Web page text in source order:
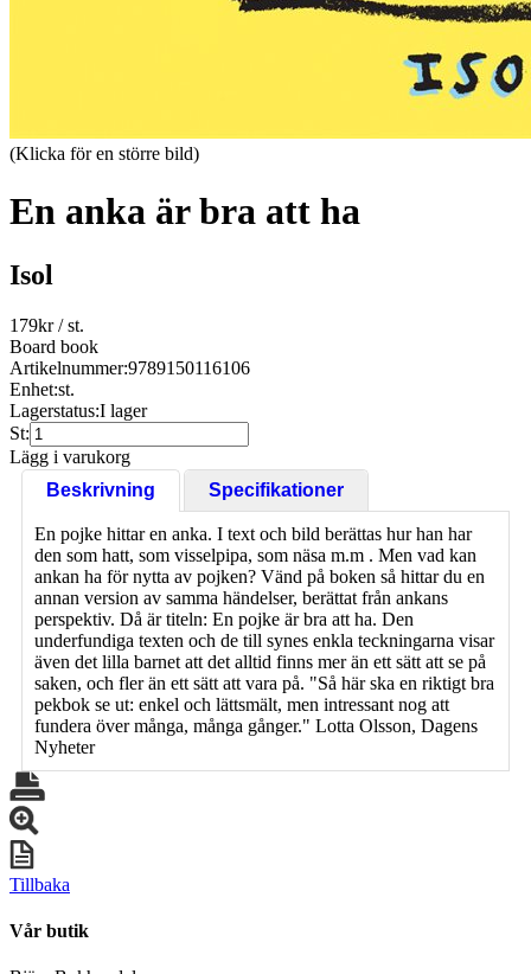
(Klicka för en större bild)
En anka är bra att ha
Isol
179kr/ st.
Board book
Artikelnummer:9789150116106
Enhet:st.
Lagerstatus:I lager
St:
Lägg i varukorg
Beskrivning
Specifikationer
En pojke hittar en anka. I text och bild berättas hur han har
den som hatt, som visselpipa, som näsa m.m . Men vad kan
ankan ha för nytta av pojken? Vänd på boken så hittar du en
annan version av samma händelser, berättat från ankans
perspektiv. Då är titeln: En pojke är bra att ha. Den
underfundiga texten och de till synes enkla teckningarna visar
även det lilla barnet att det alltid finns mer än ett sätt att se på
saken, och fler än ett sätt att vara på. "Så här ska en riktigt bra
pekbok se ut: enkel och lättsmält, men intressant nog att
fundera över många, många gånger." Lotta Olsson, Dagens
Nyheter
Tillbaka
Vår butik